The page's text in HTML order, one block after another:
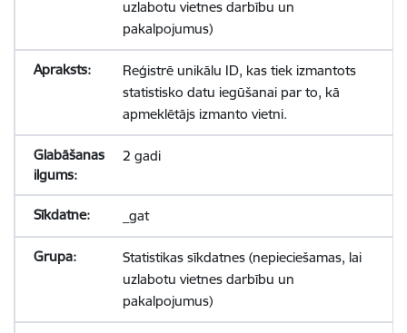
uzlabotu vietnes darbību un
pakalpojumus)
Reģistrē unikālu ID, kas tiek izmantots
statistisko datu iegūšanai par to, kā
apmeklētājs izmanto vietni.
2 gadi
_gat
Statistikas sīkdatnes (nepieciešamas, lai
uzlabotu vietnes darbību un
pakalpojumus)